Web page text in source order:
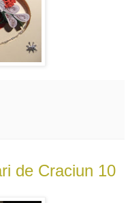
de Craciun 10